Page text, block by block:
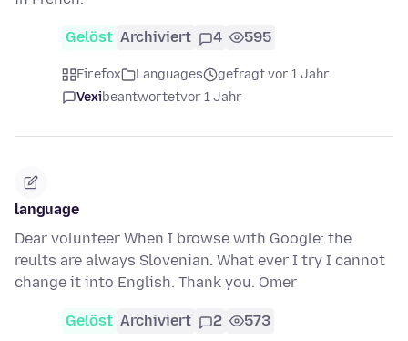
Gelöst Archiviert 4 595
Firefox Languages
gefragt vor 1 Jahr
Vexibeantwortetvor 1 Jahr
language
Dear volunteer When I browse with Google: the
reults are always Slovenian. What ever I try I cannot
change it into English. Thank you. Omer
Gelöst Archiviert 2 573